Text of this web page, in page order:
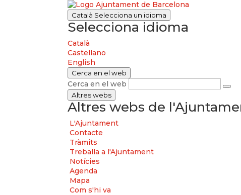
Català Selecciona un idioma
Selecciona idioma
Català
Castellano
English
Cerca en el web
Cerca en el web
Altres webs
Altres webs de
L'Ajuntament
Contacte
Tràmits
Treballa a l'Ajuntament
Notícies
Agenda
Mapa
Com s'hi va